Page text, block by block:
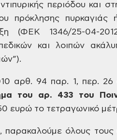
περιόδου και
πρόκλησηςπυρκαγιάς
(ΦΕΚ 1346/25-04-
και λοιπών
αρθ. 94 παρ. 1, περ. 26
του αρ. 433 του
ευρώ το τετραγωνικό
παρακαλούμε όλους τους